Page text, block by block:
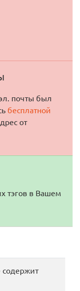
почты был
бесплатной
от
тэгов в Вашем
содержит